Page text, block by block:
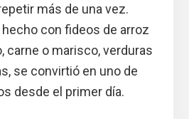
más de una vez.
con fideos de arroz
carne o marisco, verduras
se convirtió en uno de
desde el primer día.